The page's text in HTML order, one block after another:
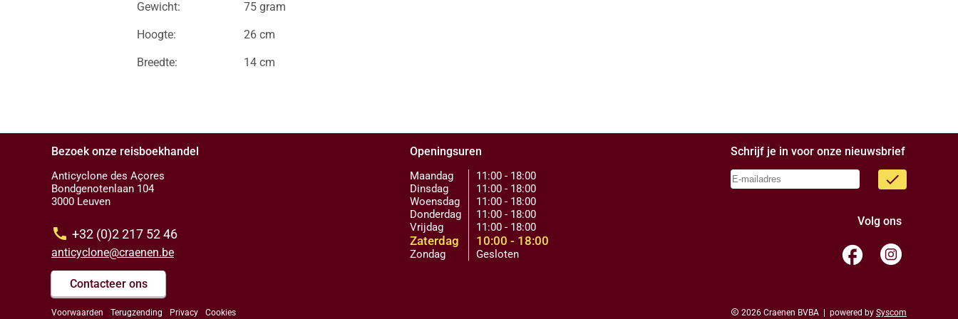
Gewicht: 75 gram
Hoogte: 26 cm
Breedte: 14 cm
Bezoek onze reisboekhandel
Anticyclone des Açores
Bondgenotenlaan 104
3000 Leuven
call +32 (0)2 217 52 46
anticyclone@craenen.be
Contacteer ons
Voorwaarden Terugzending Privacy Cookies
Openingsuren
Maandag
Dinsdag
Woensdag
Donderdag
Vrijdag
Zaterdag
Zondag
11:00 - 18:00
11:00 - 18:00
11:00 - 18:00
11:00 - 18:00
11:00 - 18:00
10:00 - 18:00
Gesloten
Schrijf je in voor onze nieuwsbrief
done
Volg ons
facebook
copyright 2026 Craenen BVBA | powered by Syscom